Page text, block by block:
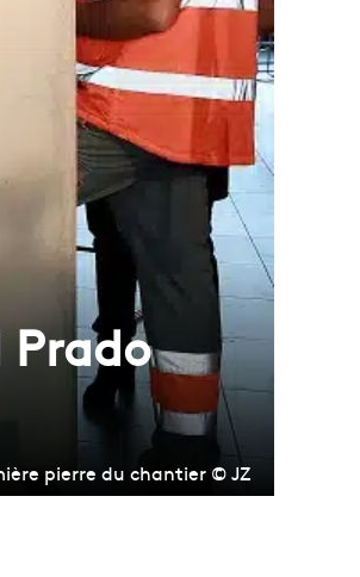
pierre du chantier © JZ